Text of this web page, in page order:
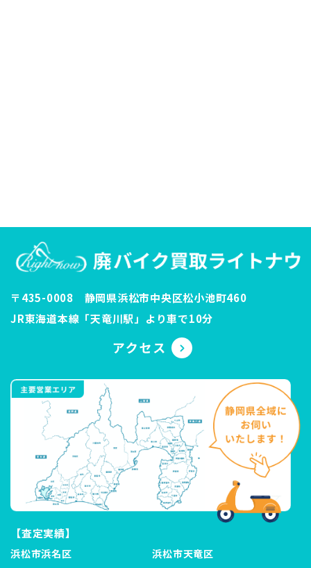
〒435-0008 静岡県浜松市中央区松小池町460
JR東海道本線「天竜川駅」より車で10分
【査定実績】
浜松市浜名区
浜松市天竜区